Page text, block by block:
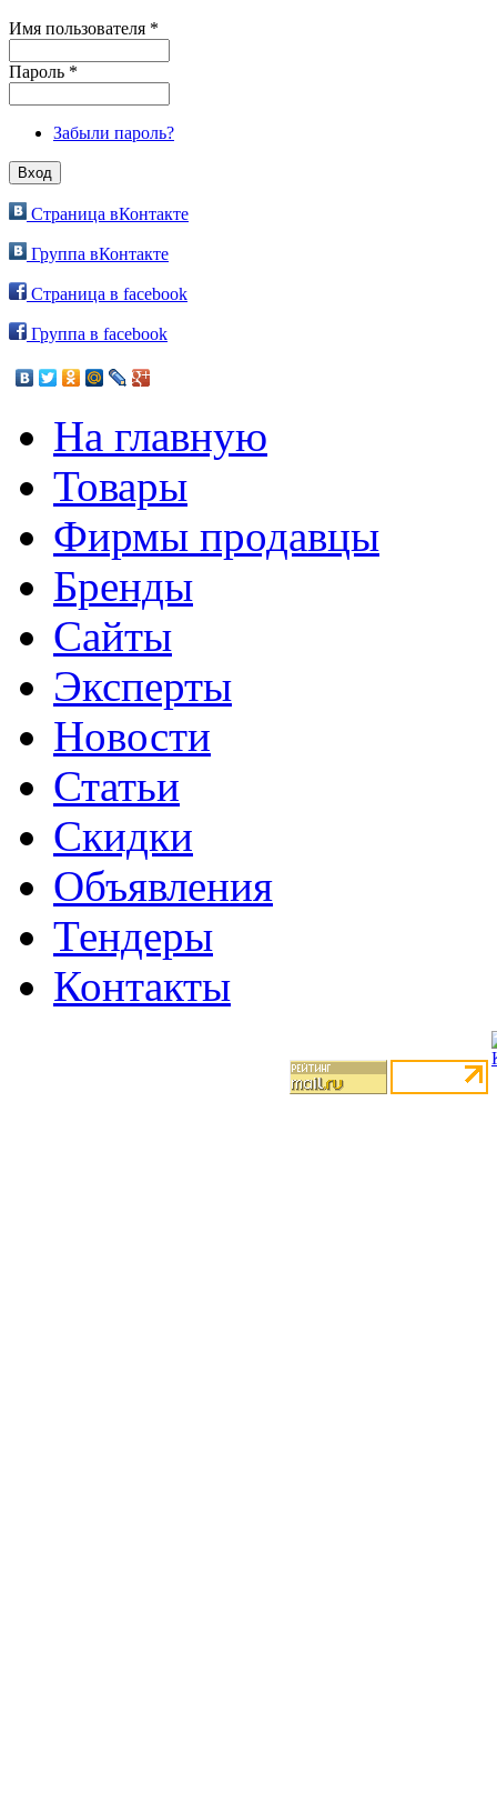
Имя пользователя *
Пароль *
Забыли пароль?
Страница вКонтакте
Группа вКонтакте
Страница в facebook
Группа в facebook
На главную
Товары
Фирмы продавцы
Бренды
Сайты
Эксперты
Новости
Статьи
Скидки
Объявления
Тендеры
Контакты